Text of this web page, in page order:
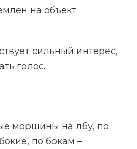
на объект
сильный интерес,
голос.
морщины на лбу, по
по бокам –